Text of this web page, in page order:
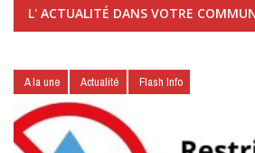
L' ACTUALITÉ DANS VOTRE
A la une Actualité Flash Info